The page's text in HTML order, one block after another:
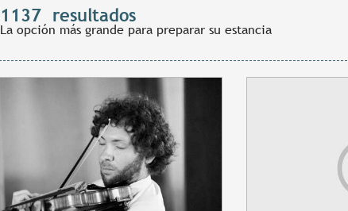
1137 resultados
La opción más grande para preparar su estancia